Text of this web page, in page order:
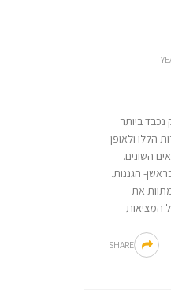
נכבד ביותר
הללו ולאופן
השונים.
הגננות.
את
המציאות
SHARE